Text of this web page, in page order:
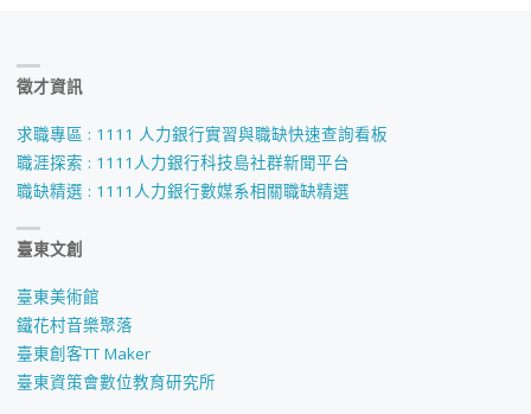
徵才資訊
求職專區 : 1111 人力銀行實習與職缺快速查詢看板
職涯探索 : 1111人力銀行科技島社群新聞平台
職缺精選 : 1111人力銀行數媒系相關職缺精選
臺東文創
臺東美術館
鐵花村音樂聚落
臺東創客TT Maker
臺東資策會數位教育研究所